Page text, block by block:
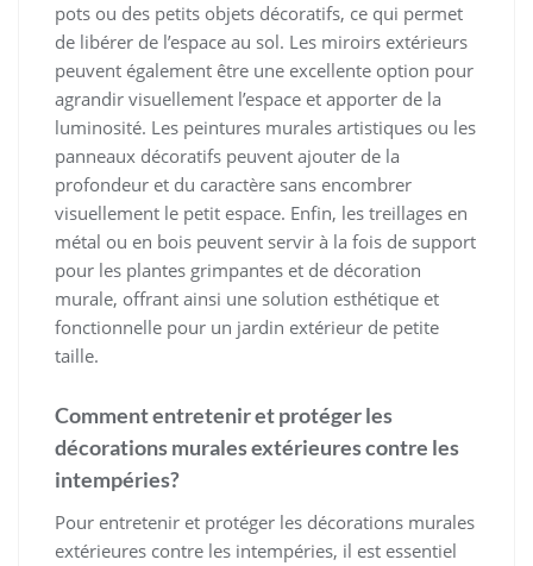
pots ou des petits objets décoratifs, ce qui permet
de libérer de l’espace au sol. Les miroirs extérieurs
peuvent également être une excellente option pour
agrandir visuellement l’espace et apporter de la
luminosité. Les peintures murales artistiques ou les
panneaux décoratifs peuvent ajouter de la
profondeur et du caractère sans encombrer
visuellement le petit espace. Enfin, les treillages en
métal ou en bois peuvent servir à la fois de support
pour les plantes grimpantes et de décoration
murale, offrant ainsi une solution esthétique et
fonctionnelle pour un jardin extérieur de petite
taille.
Comment entretenir et protéger les
décorations murales extérieures contre les
intempéries?
Pour entretenir et protéger les décorations murales
extérieures contre les intempéries, il est essentiel